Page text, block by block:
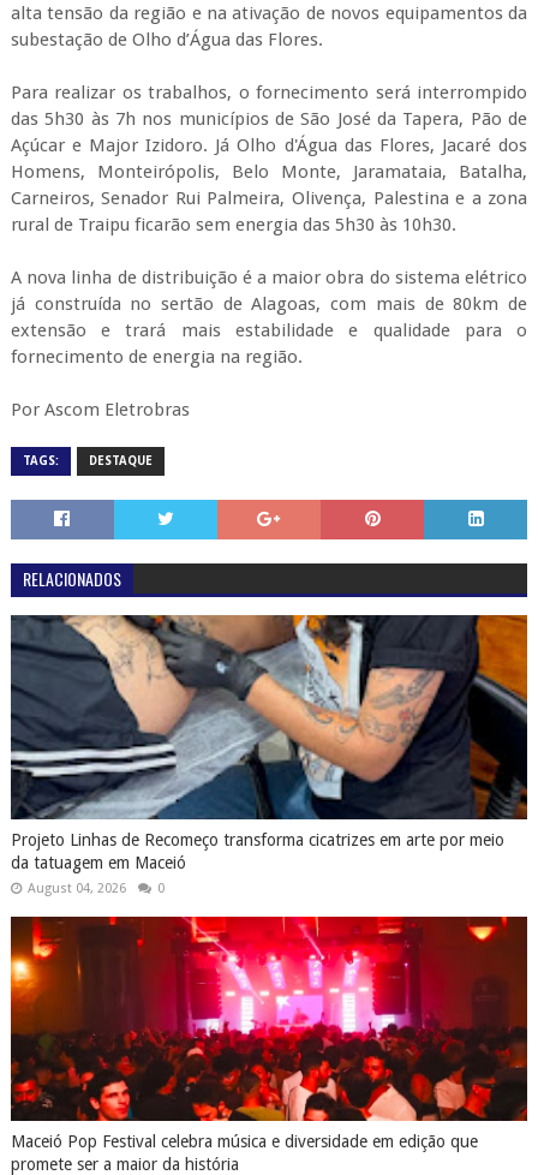
alta tensão da região e na ativação de novos equipamentos da
subestação de Olho d’Água das Flores.
Para realizar os trabalhos, o fornecimento será interrompido
das 5h30 às 7h nos municípios de São José da Tapera, Pão de
Açúcar e Major Izidoro. Já Olho d'Água das Flores, Jacaré dos
Homens, Monteirópolis, Belo Monte, Jaramataia, Batalha,
Carneiros, Senador Rui Palmeira, Olivença, Palestina e a zona
rural de Traipu ficarão sem energia das 5h30 às 10h30.
A nova linha de distribuição é a maior obra do sistema elétrico
já construída no sertão de Alagoas, com mais de 80km de
extensão e trará mais estabilidade e qualidade para o
fornecimento de energia na região.
Por Ascom Eletrobras
TAGS: DESTAQUE
RELACIONADOS
Projeto Linhas de Recomeço transforma cicatrizes em arte por meio
da tatuagem em Maceió
August 04, 2026 0
Maceió Pop Festival celebra música e diversidade em edição que
promete ser a maior da história